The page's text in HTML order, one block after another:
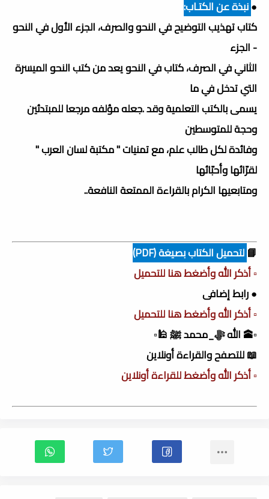
●نبذة عن الكتـاب:
كتاب تهذيب التوضيح في النحو والصرف، الجزء الأول في النحو
- الجزء
الثاني في الصرف، كتاب في النحو يعد من كتب النحو الميسرة
التي تدخل في ما
يسمى بالكتب التعلمية وقد .جعله مؤلفه مرجعا للمبتدئين
وحجة للمتوسطين
وفائدة لكل طالب علم، مع تمنيات " مكتبة لسان العرب "
لقرّائها وأحبّائها
ومتابعيها الكرام بالقراءة الممتعة النافعة..
📘لتحميل الكتاب بصيغة (PDF)
▫️ أذكر الله وأضغط هنا للتحميل
● رابط إضافى
▫️ أذكر الله وأضغط هنا للتحميل
▫️🕋 الله ﷻ_محمد ﷺ 🕌▫️
📖 للتصفح والقراءة أونلاين
▫️ أذكر الله وأضغط للقراءة أونلاين